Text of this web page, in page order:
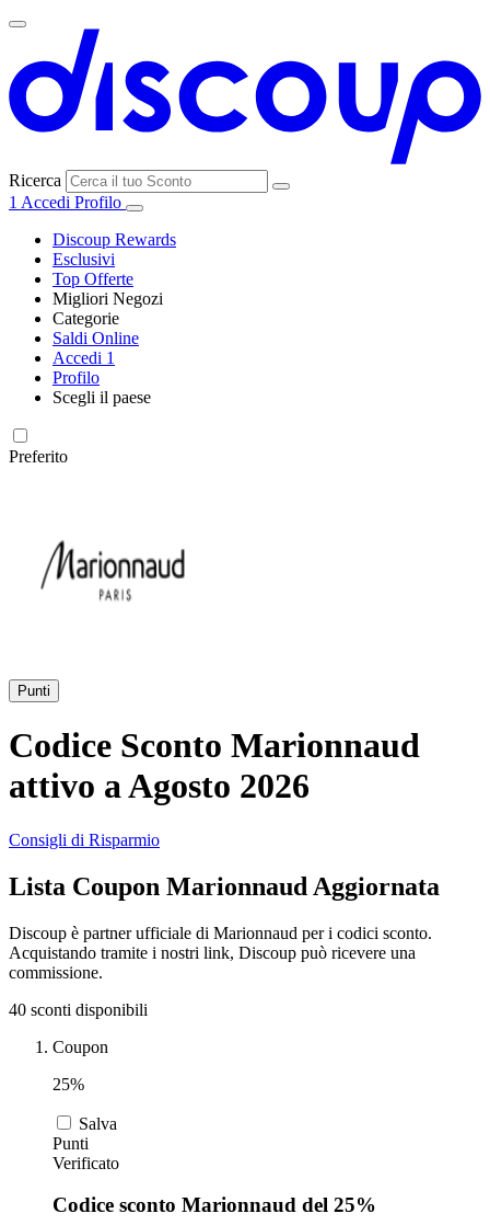
Ricerca
1 Accedi Profilo
Discoup Rewards
Esclusivi
Top Offerte
Migliori Negozi
SHEIN
eBay
Samsung
Fineco
Zooplus
Alpitour
Privé by
Categorie
Elettronica e
e Accessori
Vacanze e
Profumi
Trasporti
Auto e Moto
Farmacia
Saldi Online
Accedi 1
Profilo
Scegli il paese
Preferito
Punti
Codice Sconto Marionnaud
attivo a Agosto 2026
Consigli di Risparmio
Lista Coupon Marionnaud Aggiornata
Discoup è partner ufficiale di Marionnaud per i codici sconto.
Acquistando tramite i nostri link, Discoup può ricevere una
commissione.
40 sconti disponibili
Coupon
25%
Salva
Punti
Verificato
Codice sconto Marionnaud del 25%